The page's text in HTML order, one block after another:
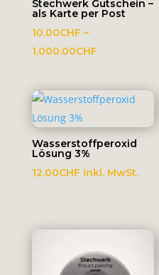
Stechwerk Gutschein –
als Karte per Post
10.00CHF –
1,000.00CHFPreisspanne:
bis
1,000.00CHF
Wasserstoffperoxid
Lösung 3%
12.00CHF inkl. MwSt.